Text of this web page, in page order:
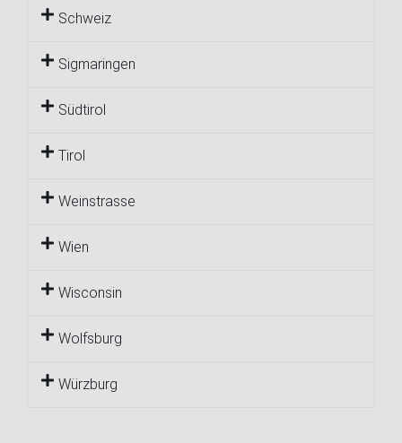
Schweiz
Sigmaringen
Südtirol
Tirol
Weinstrasse
Wien
Wisconsin
Wolfsburg
Würzburg